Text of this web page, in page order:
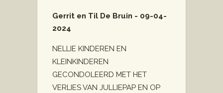
Gerrit en Til De Bruin - 09-04-
2024
NELLIE KINDEREN EN
KLEINKINDEREN
GECONDOLEERD MET HET
VERLIES VAN JULLIEPAP EN OP